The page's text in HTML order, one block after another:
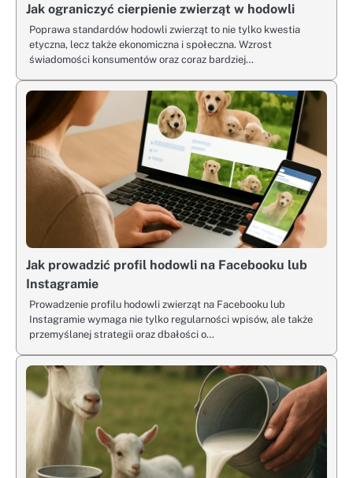
Jak ograniczyć cierpienie zwierząt w hodowli
Poprawa standardów hodowli zwierząt to nie tylko kwestia
etyczna, lecz także ekonomiczna i społeczna. Wzrost
świadomości konsumentów oraz coraz bardziej…
Jak prowadzić profil hodowli na Facebooku lub
Instagramie
Prowadzenie profilu hodowli zwierząt na Facebooku lub
Instagramie wymaga nie tylko regularności wpisów, ale także
przemyślanej strategii oraz dbałości o…